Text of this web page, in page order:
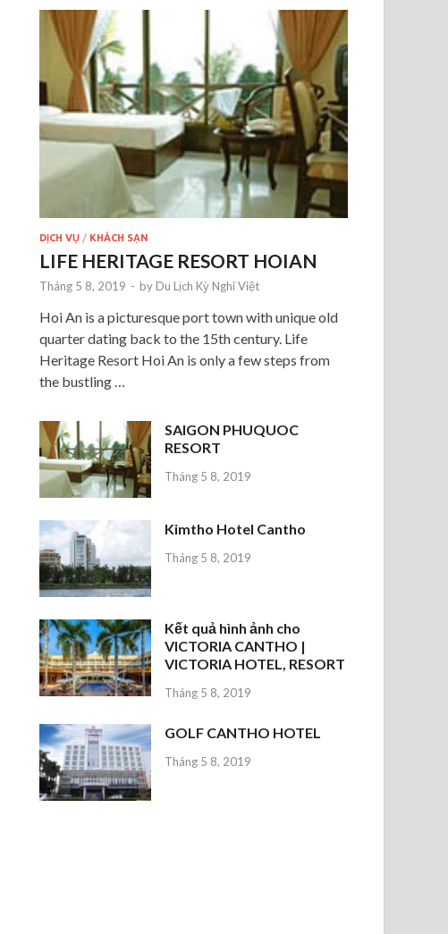
DỊCH VỤ / KHÁCH SẠN
LIFE HERITAGE RESORT HOIAN
Tháng 5 8, 2019 - by Du Lịch Kỳ Nghỉ Việt
Hoi An is a picturesque port town with unique old
quarter dating back to the 15th century. Life
Heritage Resort Hoi An is only a few steps from
the bustling …
SAIGON PHUQUOC
RESORT
Tháng 5 8, 2019
Kimtho Hotel Cantho
Tháng 5 8, 2019
Kết quả hình ảnh cho
VICTORIA CANTHO |
VICTORIA HOTEL, RESORT
Tháng 5 8, 2019
GOLF CANTHO HOTEL
Tháng 5 8, 2019